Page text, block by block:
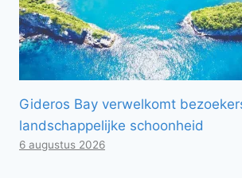
Gideros Bay verwelkomt
landschappelijke schoonheid
6 augustus 2026